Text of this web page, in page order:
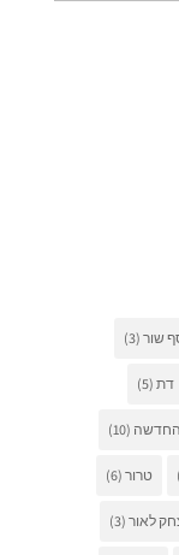
שור(3)
דת(5)
(10)
טרור(6)
לאור(3)